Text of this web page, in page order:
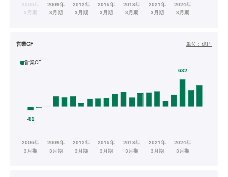
営業CF 単位： 億円
営業CF